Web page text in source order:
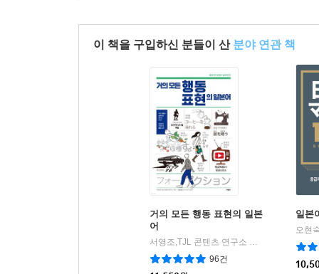
이 책을 구입하신 분들이 산 분야 연관 책
거의 모든 행동 표현의 일본
어
96건
일본
오현